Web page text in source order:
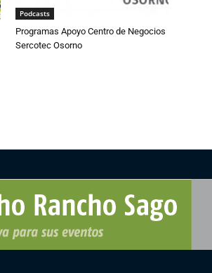
Podcasts
Programas Apoyo Centro de Negocios
Sercotec Osorno